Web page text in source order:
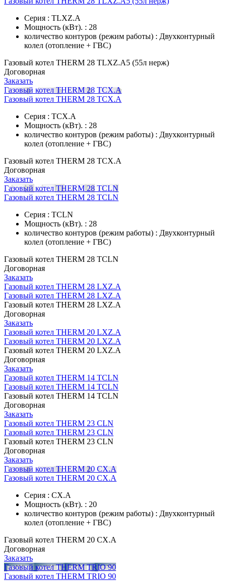
Серия : TLXZ.A
Мощность (кВт). : 28
количество контуров (режим работы) : Двухконтурный
колел (отопление + ГВС)
Газовый котел THERM 28 TLXZ.A5 (55л нерж)
Договорная
Заказать
Газовый котел THERM 28 TCX.A
Газовый котел THERM 28 TCX.A
Серия : TCX.A
Мощность (кВт). : 28
количество контуров (режим работы) : Двухконтурный
колел (отопление + ГВС)
Газовый котел THERM 28 TCX.A
Договорная
Заказать
Газовый котел THERM 28 TCLN
Газовый котел THERM 28 TCLN
Серия : TCLN
Мощность (кВт). : 28
количество контуров (режим работы) : Двухконтурный
колел (отопление + ГВС)
Газовый котел THERM 28 TCLN
Договорная
Заказать
Газовый котел THERM 28 LXZ.A
Газовый котел THERM 28 LXZ.A
Газовый котел THERM 28 LXZ.A
Договорная
Заказать
Газовый котел THERM 20 LXZ.A
Газовый котел THERM 20 LXZ.A
Газовый котел THERM 20 LXZ.A
Договорная
Заказать
Газовый котел THERM 14 TCLN
Газовый котел THERM 14 TCLN
Газовый котел THERM 14 TCLN
Договорная
Заказать
Газовый котел THERM 23 CLN
Газовый котел THERM 23 CLN
Газовый котел THERM 23 CLN
Договорная
Заказать
Газовый котел THERM 20 CX.A
Газовый котел THERM 20 CX.A
Серия : CX.A
Мощность (кВт). : 20
количество контуров (режим работы) : Двухконтурный
колел (отопление + ГВС)
Газовый котел THERM 20 CX.A
Договорная
Заказать
Газовый котел THERM TRIO 90
Газовый котел THERM TRIO 90